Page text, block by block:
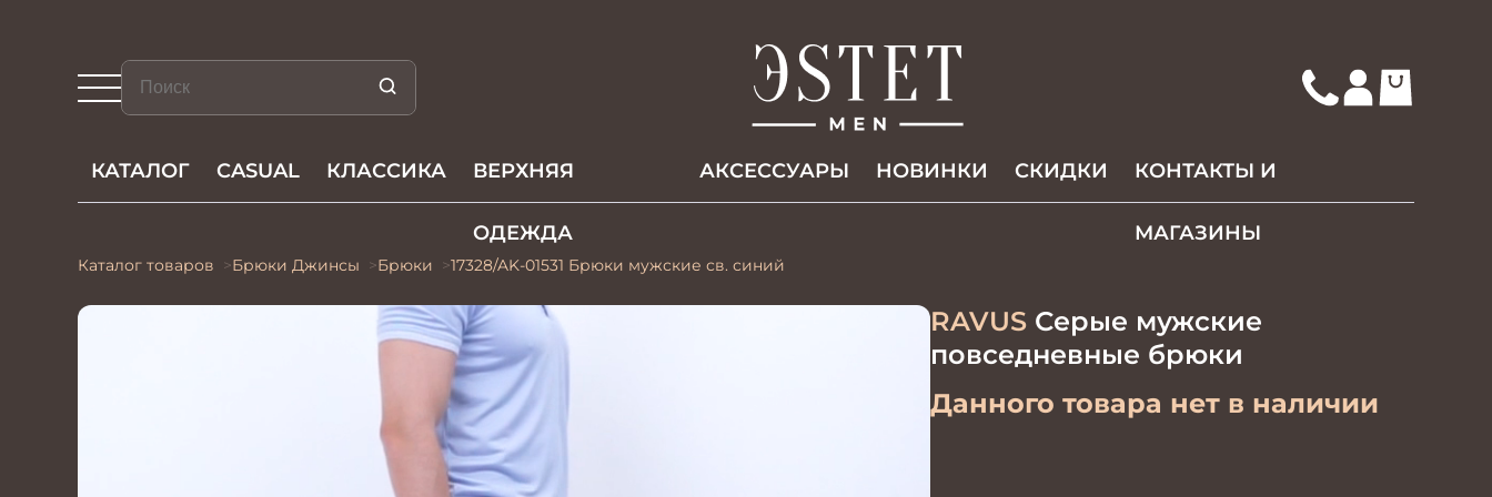
КАТАЛОГ CASUAL КЛАССИКА ВЕРХНЯЯ
ОДЕЖДА
АКCЕССУАРЫ НОВИНКИ СКИДКИ КОНТАКТЫ И
МАГАЗИНЫ
Каталог товаров Брюки Джинсы Брюки 17328/AK-01531 Брюки мужские св. синий
RAVUSСерые мужские
повседневные брюки
Данного товара нет в наличии